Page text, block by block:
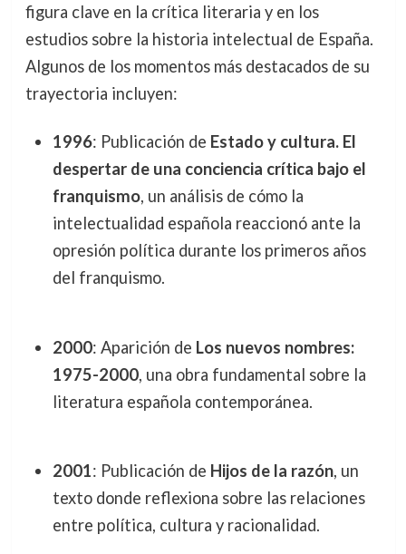
figura clave en la crítica literaria y en los
estudios sobre la historia intelectual de España.
Algunos de los momentos más destacados de su
trayectoria incluyen:
1996: Publicación de Estado y cultura. El
despertar de una conciencia crítica bajo el
franquismo, un análisis de cómo la
intelectualidad española reaccionó ante la
opresión política durante los primeros años
del franquismo.
2000: Aparición de Los nuevos nombres:
1975-2000, una obra fundamental sobre la
literatura española contemporánea.
2001: Publicación de Hijos de la razón, un
texto donde reflexiona sobre las relaciones
entre política, cultura y racionalidad.